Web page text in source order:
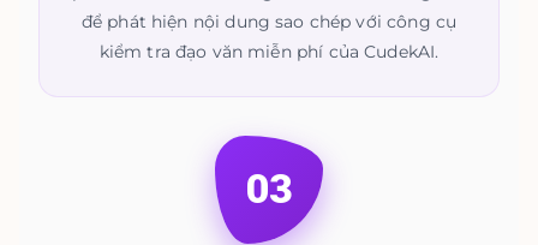
để phát hiện nội dung sao chép với công cụ
kiểm tra đạo văn miễn phí của CudekAI.
03